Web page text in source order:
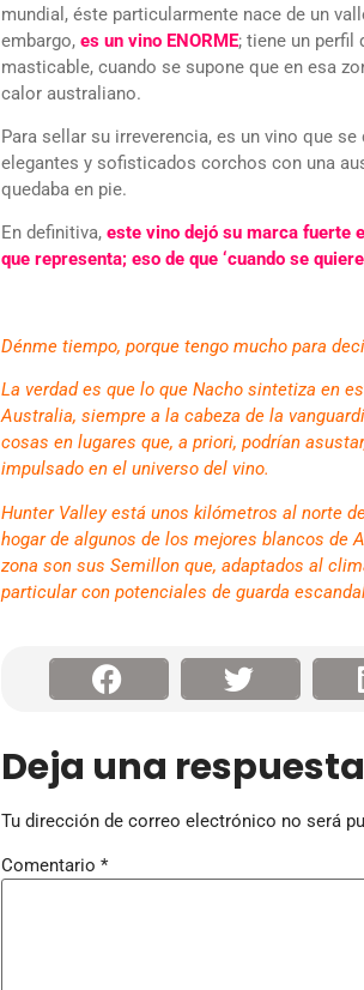
mundial, éste particularmente nace de un
embargo, es un vino ENORME; tiene un perfil
masticable, cuando se supone que en esa
calor australiano.
Para sellar su irreverencia, es un vino que
elegantes y sofisticados corchos con una
quedaba en pie.
En definitiva, este vino dejó su marca fuerte
que representa; eso de que ‘cuando se
Dénme tiempo, porque tengo mucho para
La verdad es que lo que Nacho sintetiza en
Australia, siempre a la cabeza de la
cosas en lugares que, a priori, podrían
impulsado en el universo del vino.
Hunter Valley está unos kilómetros al norte
hogar de algunos de los mejores blancos de
zona son sus Semillon que, adaptados al
particular con potenciales de guarda
Deja una respuesta
Tu dirección de correo electrónico no será
Comentario *